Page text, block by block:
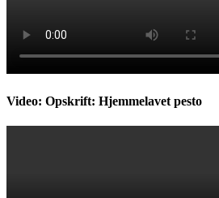
Video: Opskrift: Hjemmelavet pesto